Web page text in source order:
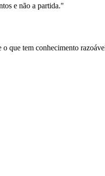
e não a partida."
que tem conhecimento